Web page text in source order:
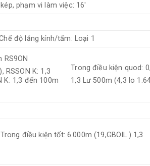
phạm vi làm việc: 16'
độ lăng kính/tấm: Loại 1
RSSON K: 1,3
K: 1,3 đến 100m
Trong điều kiện quod:
1,3 Lư 500m (4,3 lo
điều kiện tốt: 6.000m (19,GBOIL.) 1,3